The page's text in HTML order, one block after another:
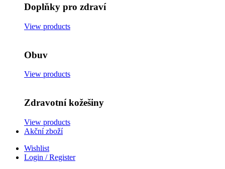
Doplňky pro zdraví
View products
Obuv
View products
Zdravotní kožešiny
View products
Akční zboží
Wishlist
Login / Register